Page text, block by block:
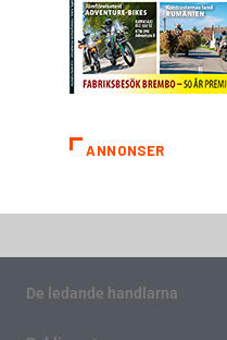
ANNONSER
De ledande handlarna